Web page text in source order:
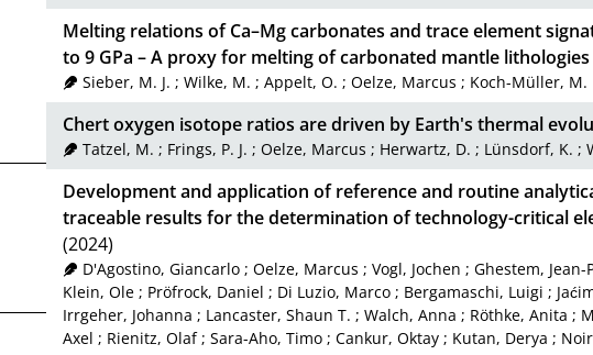
Melting relations of Ca–Mg carbonates and trace element
to 9 GPa – A proxy for melting of carbonated mantle lithologies
Sieber, M. J. ;Wilke, M. ;Appelt, O. ;Oelze, Marcus ; Koch-Müller, M.
Chert oxygen isotope ratios are driven by Earth's thermal
Tatzel, M. ; Frings, P. J. ;Oelze, Marcus ; Herwartz, D. ; Lünsdorf, K. ;
Development and application of reference and routine
traceable results for the determination of technology-critical
(2024)
D'Agostino, Giancarlo ;Oelze, Marcus ;Vogl, Jochen ;Ghestem,
Klein, Ole; Pröfrock, Daniel ; Di Luzio, Marco; Bergamaschi, Luigi ;
Irrgeher, Johanna ; Lancaster, Shaun T. ; Walch, Anna ; Röthke, Anita ;
Axel ; Rienitz, Olaf; Sara-Aho, Timo; Cankur, Oktay; Kutan, Derya ;